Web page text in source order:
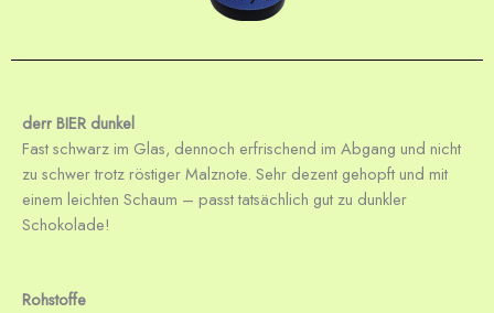
derr BIER dunkel
Fast schwarz im Glas, dennoch erfrischend im Abgang und nicht
zu schwer trotz röstiger Malznote. Sehr dezent gehopft und mit
einem leichten Schaum – passt tatsächlich gut zu dunkler
Schokolade!
Rohstoffe